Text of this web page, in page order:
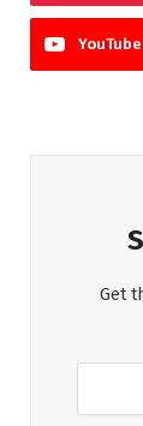
YouTube
Get